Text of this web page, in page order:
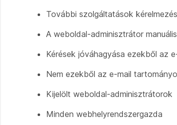
További szolgáltatások
A weboldal-adminisztrátor
Kérések jóváhagyása ezekből az
Nem ezekből az e-mail
Kijelölt weboldal-adminisztrátorok
Minden webhelyrendszergazda